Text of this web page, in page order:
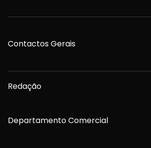
Contactos Gerais
Redação
Departamento Comercial